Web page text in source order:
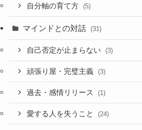
自分軸の育て方 (5)
マインドとの対話 (31)
自己否定が止まらない (3)
頑張り屋・完璧主義 (3)
過去・感情リリース (1)
愛する人を失うこと (24)